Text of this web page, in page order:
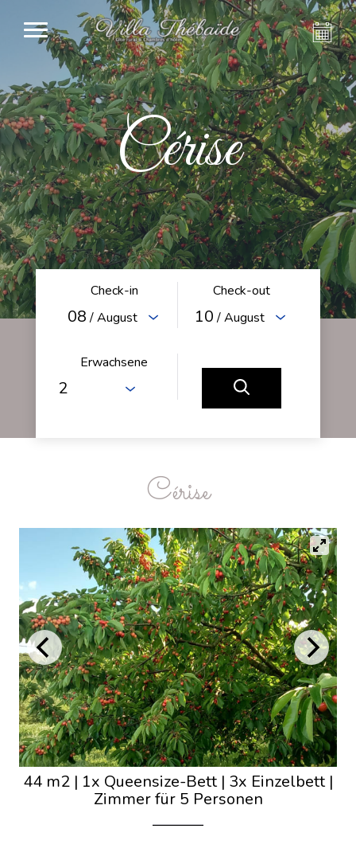
Cérise
Check-in
08 / August
Check-out
10 / August
Erwachsene
Cérise
44 m2 | 1x Queensize-Bett | 3x Einzelbett |
Zimmer für 5 Personen